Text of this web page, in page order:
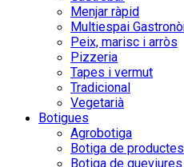
Menjar ràpid
Multiespai
Peix, marisc i arròs
Pizzeria
Tapes i vermut
Tradicional
Vegetarià
Botigues
Agrobotiga
Botiga de
Botiga de queviures